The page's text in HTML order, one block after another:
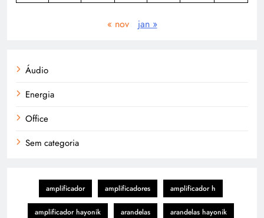
« nov jan »
Áudio
Energia
Office
Sem categoria
amplificador amplificadores amplificador h
amplificador hayonik arandelas arandelas hayonik